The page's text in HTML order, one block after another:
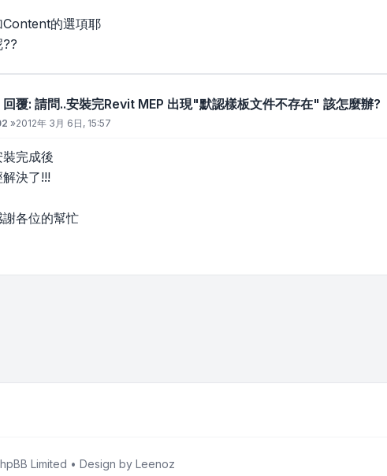
Content的選項耶
回覆: 請問..安裝完Revit MEP 出現"默認樣板文件不存在" 該怎麼辦?
»2012年 3月 6日, 15:57
完成後
決了!!!
各位的幫忙
Limited • Design by Leenoz